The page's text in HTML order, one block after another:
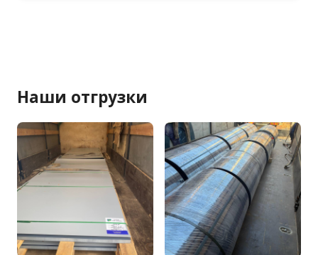
Наши отгрузки